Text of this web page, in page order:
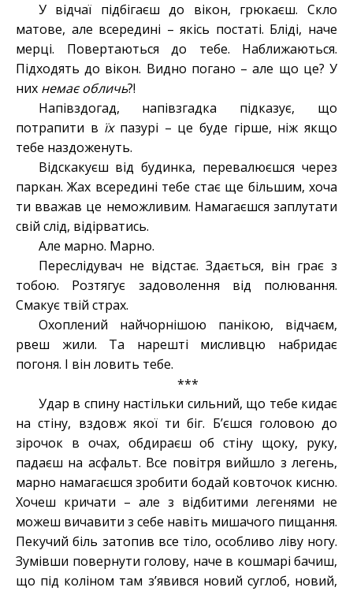
У відчаї підбігаєш до вікон, грюкаєш. Скло
матове, але всередині – якісь постаті. Бліді, наче
мерці. Повертаються до тебе. Наближаються.
Підходять до вікон. Видно погано – але що це? У
них немає обличь?!
Напівздогад, напівзгадка підказує, що
потрапити в їхпазурі – це буде гірше, ніж якщо
тебе наздоженуть.
Відскакуєш від будинка, перевалюєшся через
паркан. Жах всередині тебе стає ще більшим, хоча
ти вважав це неможливим. Намагаєшся заплутати
свій слід, відірватись.
Але марно. Марно.
Переслідувач не відстає. Здається, він грає з
тобою. Розтягує задоволення від полювання.
Смакує твій страх.
Охоплений найчорнішою панікою, відчаєм,
рвеш жили. Та нарешті мисливцю набридає
погоня. І він ловить тебе.
***
Удар в спину настільки сильний, що тебе кидає
на стіну, вздовж якої ти біг. Б’єшся головою до
зірочок в очах, обдираєш об стіну щоку, руку,
падаєш на асфальт. Все повітря вийшло з легень,
марно намагаєшся зробити бодай ковточок кисню.
Хочеш кричати – але з відбитими легенями не
можеш вичавити з себе навіть мишачого пищання.
Пекучий біль затопив все тіло, особливо ліву ногу.
Зумівши повернути голову, наче в кошмарі бачиш,
що під коліном там з’явився новий суглоб, новий,